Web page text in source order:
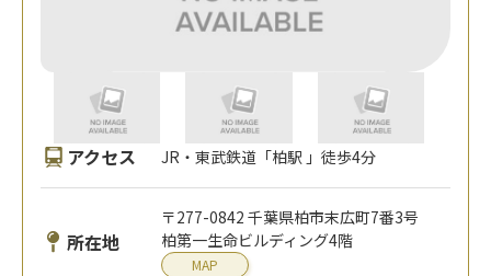
アクセス JR・東武鉄道「柏駅 」徒歩4分
所在地
〒277-0842 千葉県柏市末広町7番3号
柏第一生命ビルディング4階
MAP